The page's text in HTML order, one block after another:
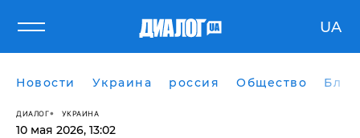
UA
Новости Украина россия Общество
ДИАЛОГ УКРАИНА
10 мая 2026, 13:02